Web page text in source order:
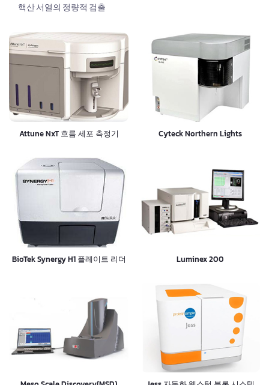
핵산 서열의 정량적 검출
Attune NxT 흐름 세포 측정기 Cyteck Northern Lights
BioTek Synergy H1 플레이트 리더 Luminex 200